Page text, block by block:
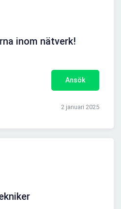
inom nätverk!
Ansök
2 januari 2025